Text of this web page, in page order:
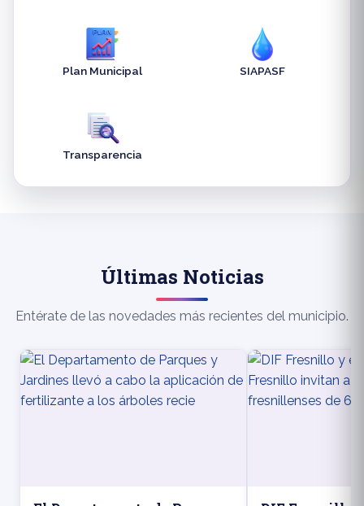
Plan Municipal SIAPASF
Transparencia
Últimas Noticias
Entérate de las novedades más recientes del municipio.